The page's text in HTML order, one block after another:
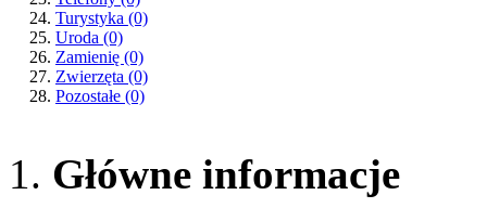
Turystyka (0)
Uroda (0)
Zamienię (0)
Zwierzęta (0)
Pozostałe (0)
Główne informacje